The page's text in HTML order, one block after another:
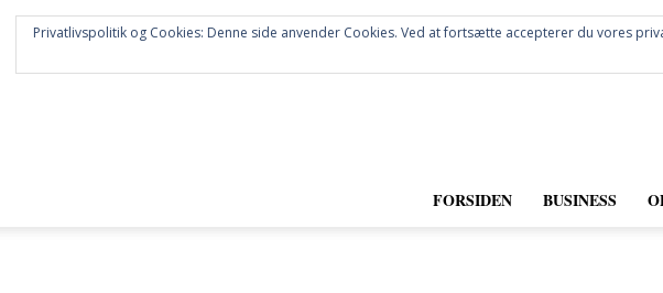
FORSIDEN BUSINESS
Privatlivspolitik og Cookies: Denne side anvender Cookies. Ved at fortsætte accepterer du vores